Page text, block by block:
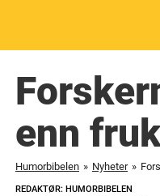
enn
Humorbibelen » Nyheter »
REDAKTØR: HUMORBIBELEN